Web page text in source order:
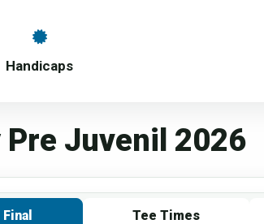
Handicaps
Pre Juvenil 2026
Final Tee Times